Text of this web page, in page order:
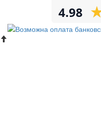
4.98